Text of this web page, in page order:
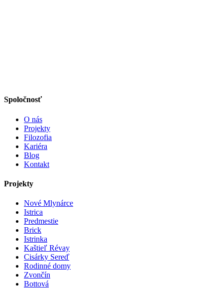
Spoločnosť
O nás
Projekty
Filozofia
Kariéra
Blog
Kontakt
Projekty
Nové Mlynárce
Istrica
Predmestie
Brick
Istrinka
Kaštieľ Révay
Cisárky Sereď
Rodinné domy
Zvončín
Bottová